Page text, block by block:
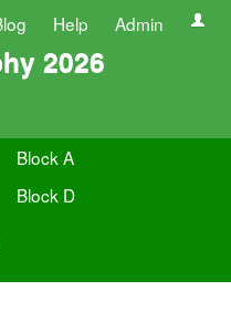
Help Admin
2026
Block A
Block D